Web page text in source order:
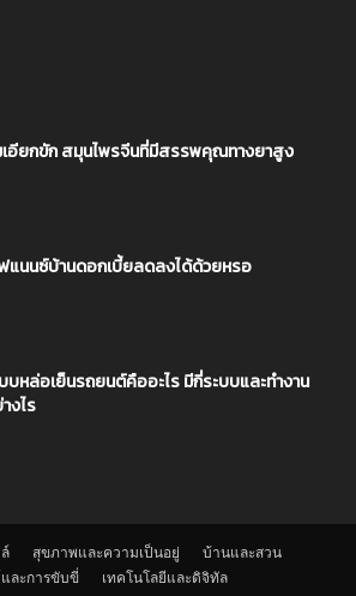
อียกขัก สมุนไพรจีนที่มีสรรพคุณทางยาสูง
แนนซ์บ้านดอกเบี้ยลดลงได้ด้วยหรอ
บหล่อเย็นรถยนต์คืออะไร มีกี่ระบบและทำงาน
งไร
สุขภาพและความเป็นอยู่
บ้านและสวน
ละการขับขี่
เทคโนโลยีและดิจิทัล